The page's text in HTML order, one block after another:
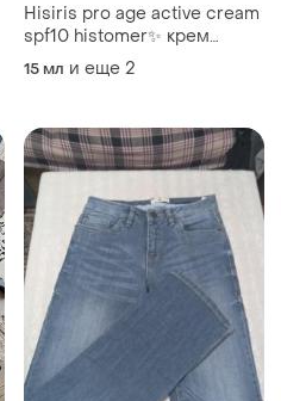
Hisiris pro age active cream
spf10 histomer✨ крем
активный
15 мл и еще 2